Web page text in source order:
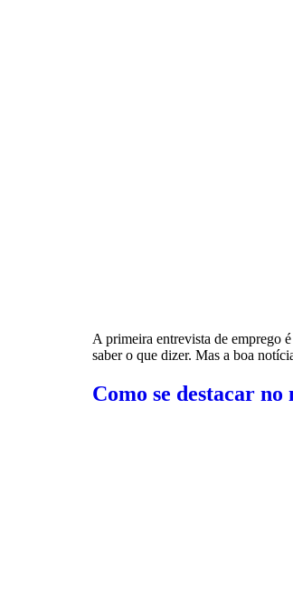
A primeira entrevista de emprego
saber o que dizer. Mas a boa
Como se destacar